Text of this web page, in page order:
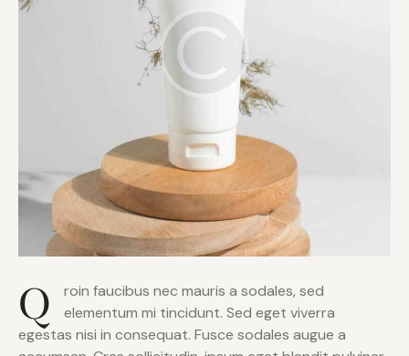
Q
roin faucibus nec mauris a sodales, sed
elementum mi tincidunt. Sed eget viverra
egestas nisi in consequat. Fusce sodales augue a